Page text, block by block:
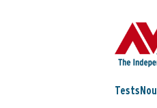
Tests